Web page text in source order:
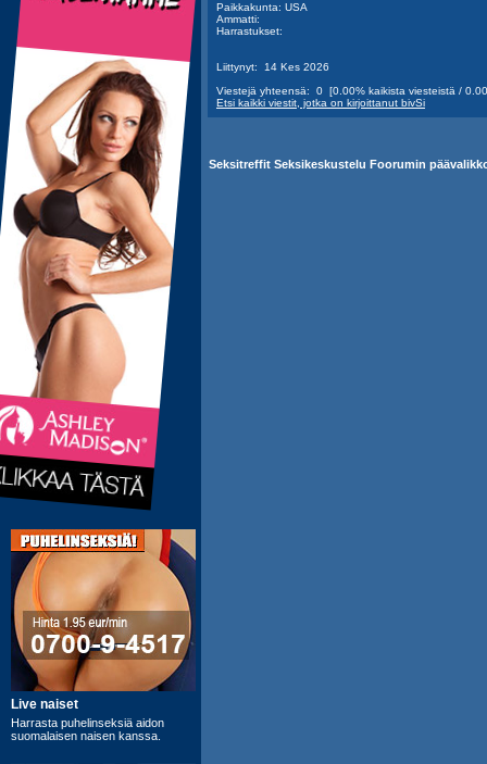
Paikkakunta: USA
Ammatti:
Harrastukset:
Liittynyt: 14 Kes 2026
Viestejä yhteensä: 0 [0.00% kaikista viesteistä /
Etsi kaikki viestit, jotka on kirjoittanut bivSi
Seksitreffit Seksikeskustelu Foorumin